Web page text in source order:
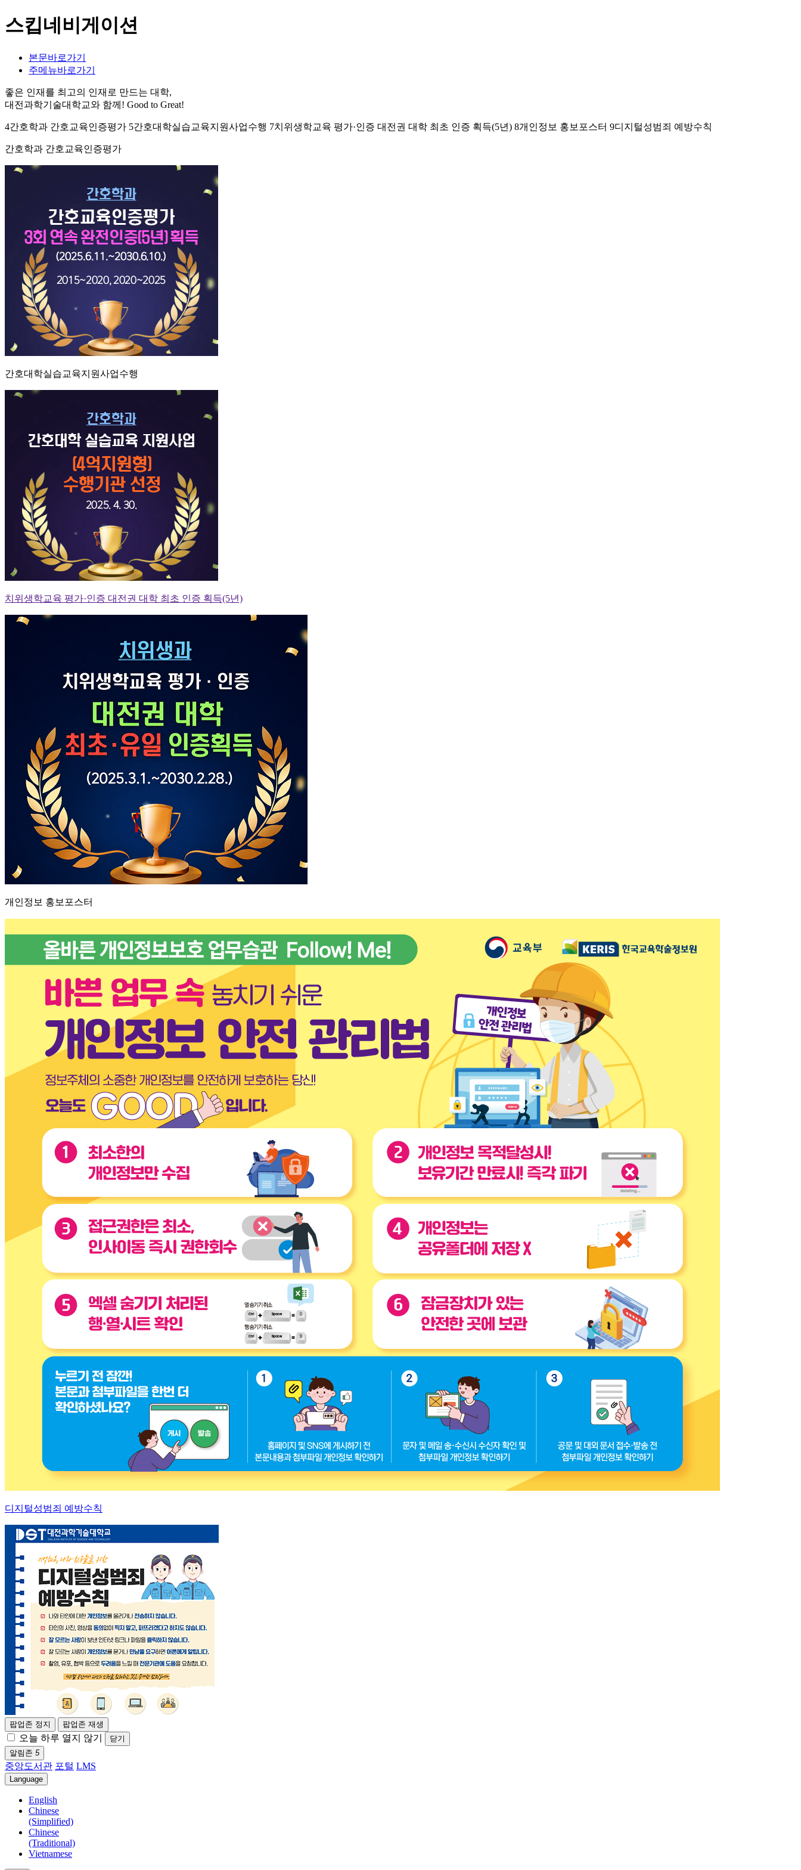
스킵네비게이션
본문바로가기
주메뉴바로가기
좋은 인재를 최고의 인재로 만드는 대학,
대전과학기술대학교와 함께! Good to Great!
4간호학과 간호교육인증평가 5간호대학실습교육지원사업수행 7치위생학교육 평가·인증 대전권 대학 최초 인증 획득(5년) 8개인정보 홍보포스터 9디지털성범죄 예방수칙
간호학과 간호교육인증평가
간호대학실습교육지원사업수행
치위생학교육 평가·인증 대전권 대학 최초 인증 획득(5년)
개인정보 홍보포스터
디지털성범죄 예방수칙
팝업존 정지 팝업존 재생
오늘 하루 열지 않기
닫기
알림존 5
중앙도서관 포털 LMS
Language
English
Chinese
(Simplified)
Chinese
(Traditional)
Vietnamese